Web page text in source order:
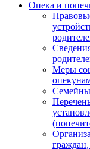
Опека и
Меры